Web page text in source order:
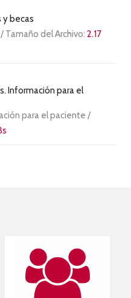
y becas
Tamaño del Archivo: 2.17
Información para el
para el paciente /